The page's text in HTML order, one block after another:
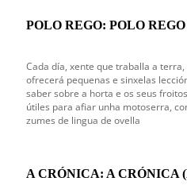
POLO REGO: POLO REGO
Cada día, xente que traballa a
ofrecerá pequenas e sinxelas
saber sobre a horta e os seus
útiles para afiar unha motoserra,
zumes de lingua de ovella
A CRÓNICA: A CRÓNICA